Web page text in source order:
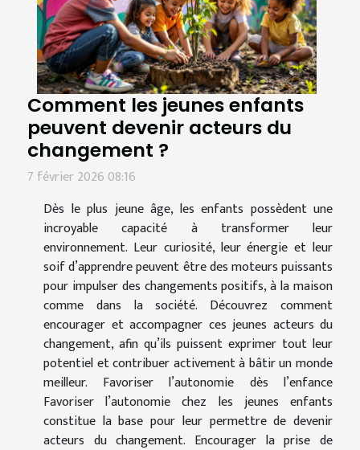
Comment les jeunes enfants
peuvent devenir acteurs du
changement ?
7 février 2026 08:16
Dès le plus jeune âge, les enfants possèdent une
incroyable capacité à transformer leur
environnement. Leur curiosité, leur énergie et leur
soif d’apprendre peuvent être des moteurs puissants
pour impulser des changements positifs, à la maison
comme dans la société. Découvrez comment
encourager et accompagner ces jeunes acteurs du
changement, afin qu’ils puissent exprimer tout leur
potentiel et contribuer activement à bâtir un monde
meilleur. Favoriser l’autonomie dès l’enfance
Favoriser l’autonomie chez les jeunes enfants
constitue la base pour leur permettre de devenir
acteurs du changement. Encourager la prise de